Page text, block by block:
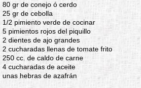
80 gr de conejo ó cerdo
25 gr de cebolla
1/2 pimiento verde de cocinar
5 pimientos rojos del piquillo
2 dientes de ajo grandes
2 cucharadas llenas de tomate frito
250 cc. de caldo de carne
4 cucharadas de aceite
unas hebras de azafrán